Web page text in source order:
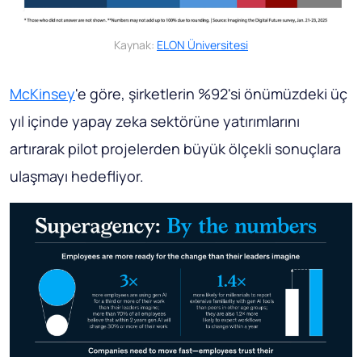
Kaynak: ELON Üniversitesi
McKinsey'e göre, şirketlerin %92'si önümüzdeki üç
yıl içinde yapay zeka sektörüne yatırımlarını
artırarak pilot projelerden büyük ölçekli sonuçlara
ulaşmayı hedefliyor.